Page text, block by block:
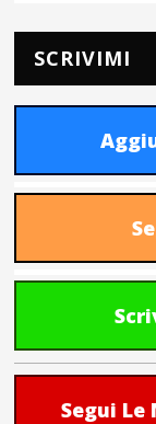
SCRIVIMI
Segui Le